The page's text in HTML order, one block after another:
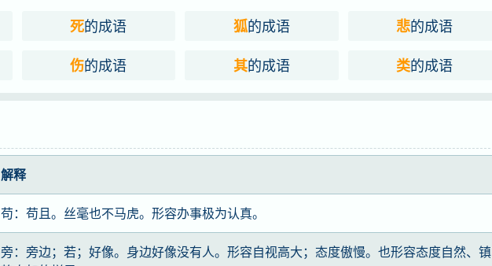
死的成语 狐的成语 悲的成语
伤的成语 其的成语 类的成语
解释
苟：苟且。丝毫也不马虎。形容办事极为认真。
旁：旁边；若；好像。身边好像没有人。形容自视高大；态度傲慢。也形容态度自然、镇